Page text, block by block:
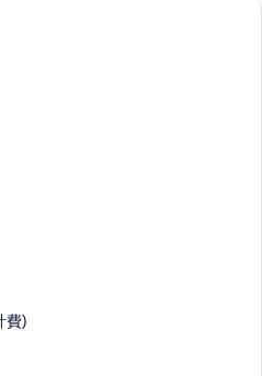
費)